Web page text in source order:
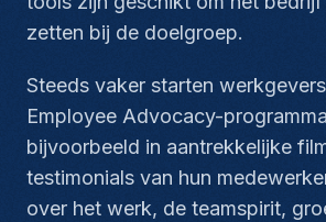
zetten bij de doelgroep.
Steeds vaker starten
Employee Advocacy-
bijvoorbeeld in aantrekkelijke
testimonials van hun
over het werk, de teamspirit,